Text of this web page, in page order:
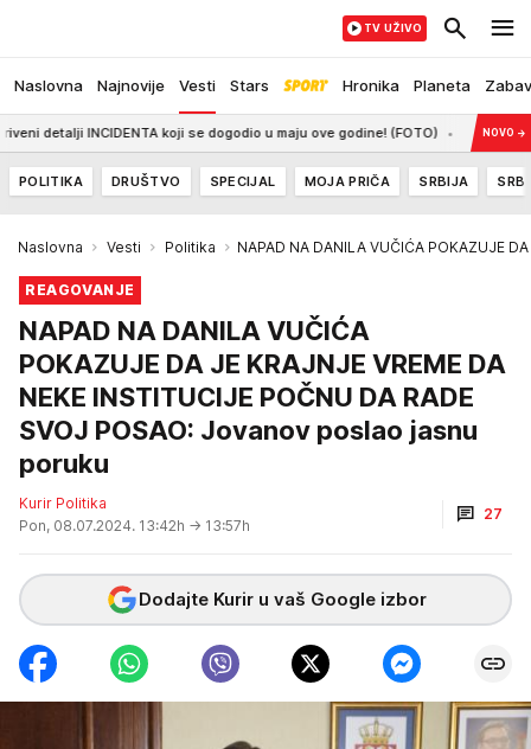
Naslovna Najnovije Vesti Stars Hronika Planeta
TV UŽIVO
INCIDENTA koji se dogodio u maju ove godine! (FOTO) 14:28 CRVENA
NOVO →
POLITIKA DRUŠTVO SPECIJAL MOJA PRIČA SRBIJA
Naslovna Vesti Politika NAPAD NA DANILA VUČIĆA POKAZUJE
REAGOVANJE
NAPAD NA DANILA VUČIĆA
POKAZUJE DA JE KRAJNJE VREME DA
NEKE INSTITUCIJE POČNU DA RADE
SVOJ POSAO: Jovanov poslao jasnu
poruku
Kurir Politika
Pon, 08.07.2024. 13:42h → 13:57h
27
Dodajte Kurir u vaš Google izbor